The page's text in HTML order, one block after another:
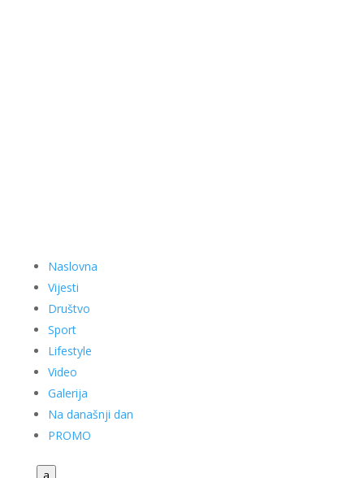
Naslovna
Vijesti
Društvo
Sport
Lifestyle
Video
Galerija
Na današnji dan
PROMO
a